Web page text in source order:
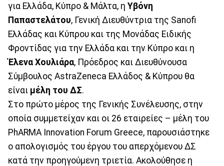
για Ελλάδα, Κύπρο & Μάλτα, η Υβόνη
Παπαστελάτου, Γενική Διευθύντρια της Sanofi
Ελλάδας και Κύπρου και της Μονάδας Ειδικής
Φροντίδας για την Ελλάδα και την Κύπρο και η
Έλενα Χουλιάρα, Πρόεδρος και Διευθύνουσα
Σύμβουλος AstraZeneca Ελλάδος & Κύπρου θα
είναι μέλη του ΔΣ.
Στο πρώτο μέρος της Γενικής Συνέλευσης, στην
οποία συμμετείχαν και οι 26 εταιρείες – μέλη του
PhARMA Innovation Forum Greece, παρουσιάστηκε
ο απολογισμός του έργου του απερχόμενου ΔΣ
κατά την προηγούμενη τριετία. Ακολούθησε η